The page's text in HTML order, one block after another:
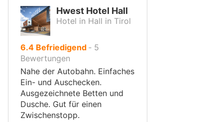
Hwest Hotel Hall
Hotel in Hall in Tirol
6.4von
10,
Befriedigend ‐ 5
Bewertungen
Nahe der Autobahn. Einfaches
Ein- und Auschecken.
Ausgezeichnete Betten und
Dusche. Gut für einen
Zwischenstopp.